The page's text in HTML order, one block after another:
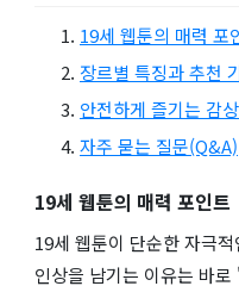
19세 웹툰의 매력 포
장르별 특징과 추천
안전하게 즐기는 감
자주 묻는 질문(Q&A)
19세 웹툰의 매력 포인트
19세 웹툰이 단순한 자극
인상을 남기는 이유는 바